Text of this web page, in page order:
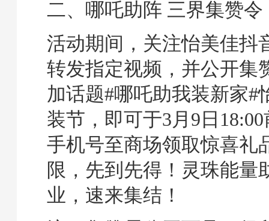
二、哪吒助阵 三界集赞令
活动期间，关注怡美佳抖
转发指定视频，并公开集
加话题#哪吒助我装新家#
装节，即可于3月9日
手机号至商场领取惊喜礼
限，先到先得！灵珠能量
业，速来集结！